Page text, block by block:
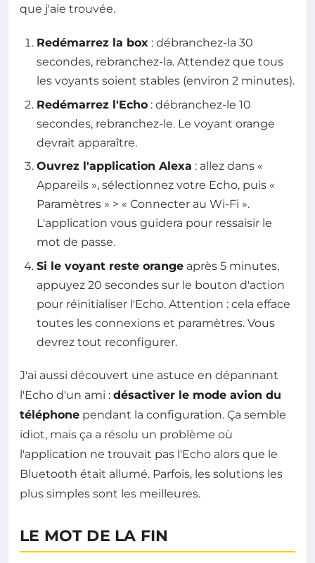
que j'aie trouvée.
Redémarrez la box : débranchez-la 30
secondes, rebranchez-la. Attendez que tous
les voyants soient stables (environ 2 minutes).
Redémarrez l'Echo : débranchez-le 10
secondes, rebranchez-le. Le voyant orange
devrait apparaître.
Ouvrez l'application Alexa : allez dans «
Appareils », sélectionnez votre Echo, puis «
Paramètres » > « Connecter au Wi-Fi ».
L'application vous guidera pour ressaisir le
mot de passe.
Si le voyant reste orange après 5 minutes,
appuyez 20 secondes sur le bouton d'action
pour réinitialiser l'Echo. Attention : cela efface
toutes les connexions et paramètres. Vous
devrez tout reconfigurer.
J'ai aussi découvert une astuce en dépannant
l'Echo d'un ami : désactiver le mode avion du
téléphone pendant la configuration. Ça semble
idiot, mais ça a résolu un problème où
l'application ne trouvait pas l'Echo alors que le
Bluetooth était allumé. Parfois, les solutions les
plus simples sont les meilleures.
LE MOT DE LA FIN